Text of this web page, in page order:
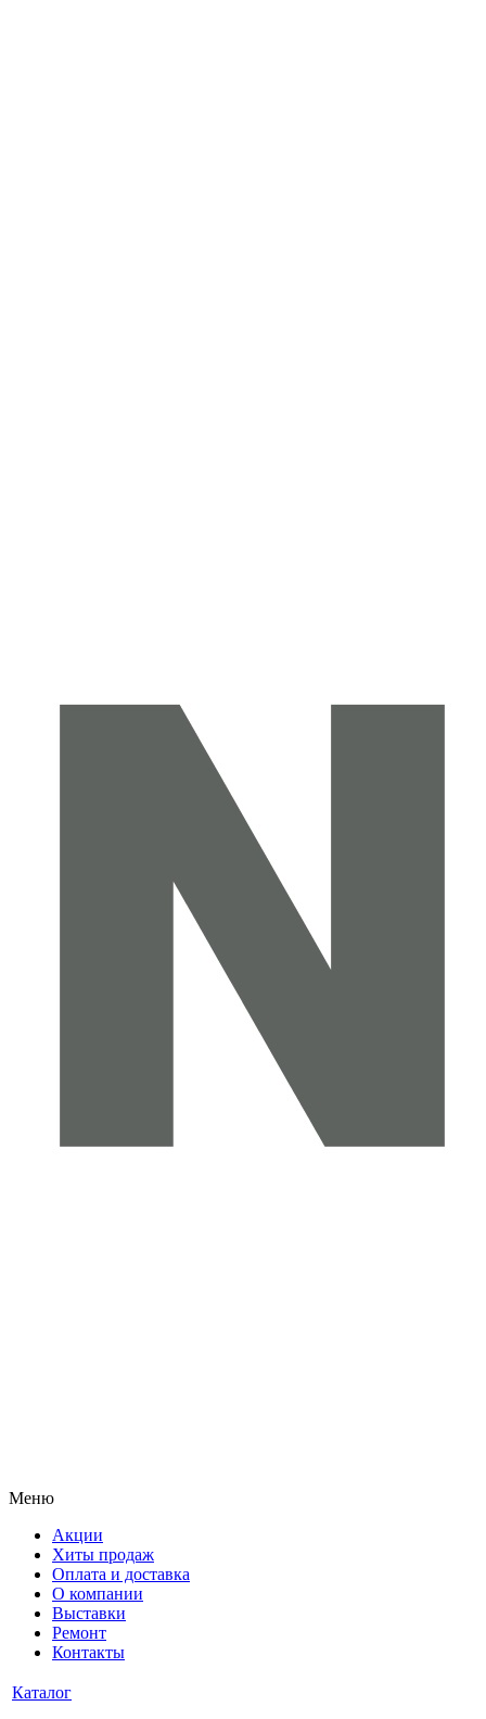
Меню
Акции
Хиты продаж
Оплата и доставка
О компании
Выставки
Ремонт
Контакты
Каталог